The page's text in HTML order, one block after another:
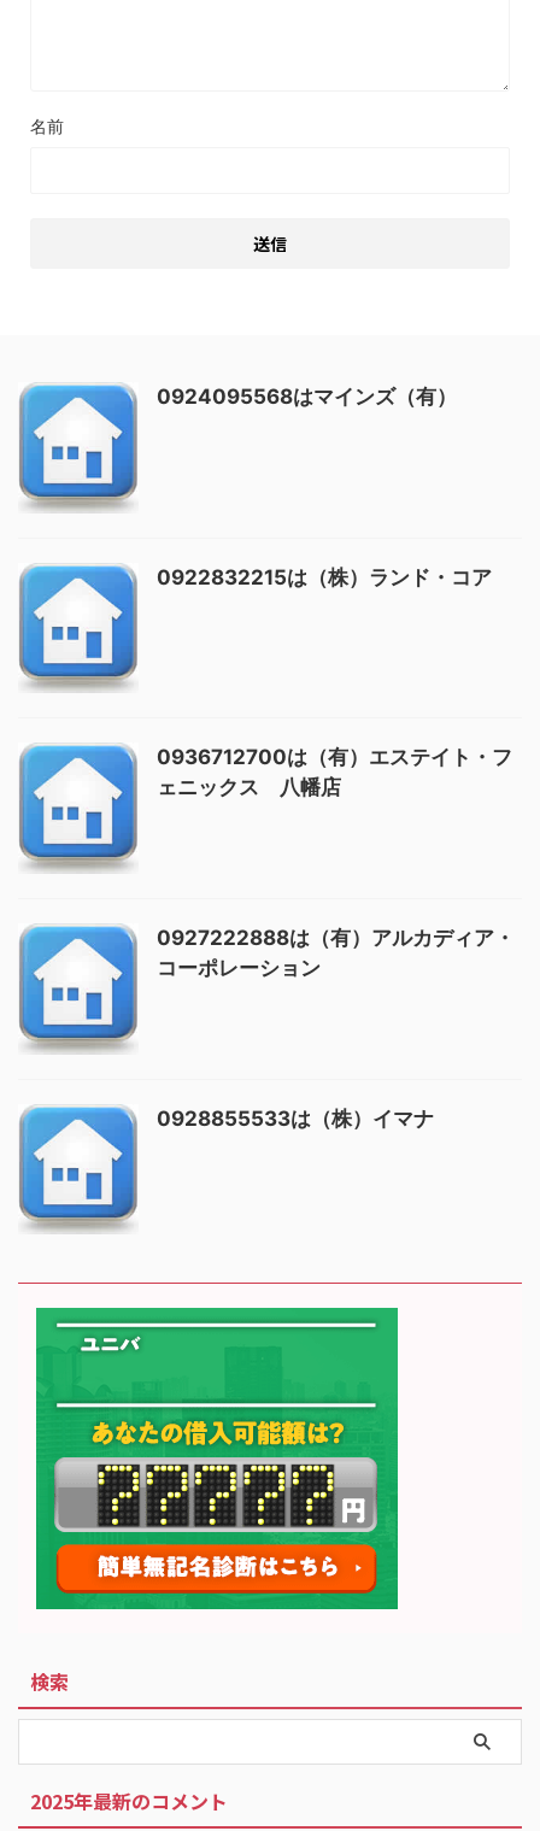
名前
0924095568はマインズ（有）
0922832215は（株）ランド・コア
0936712700は（有）エステイト・フ
ェニックス 八幡店
0927222888は（有）アルカディア・
コーポレーション
0928855533は（株）イマナ
検索
2025年最新のコメント